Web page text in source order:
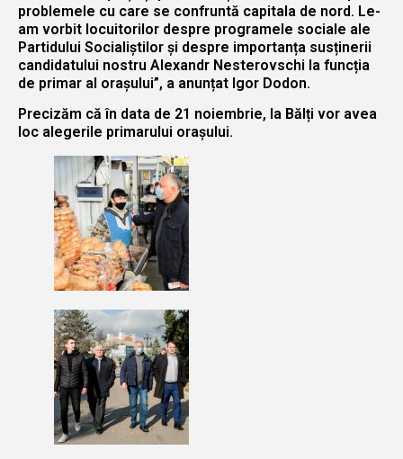
problemele cu care se confruntă capitala de nord. Le-
am vorbit locuitorilor despre programele sociale ale
Partidului Socialiștilor și despre importanța susținerii
candidatului nostru Alexandr Nesterovschi la funcția
de primar al orașului”, a anunțat Igor Dodon.
Precizăm că în data de 21 noiembrie, la Bălți vor avea
loc alegerile primarului orașului.